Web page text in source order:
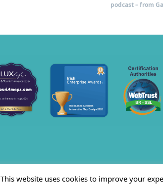
podcast – from
This website uses cookies to improve your